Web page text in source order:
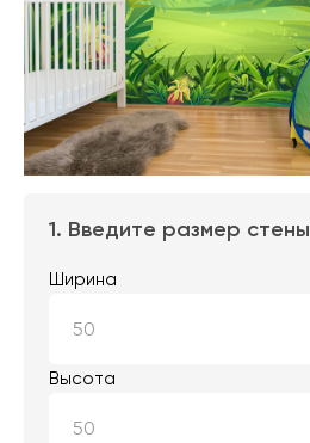
1. Введите размер стены
Ширина
Высота